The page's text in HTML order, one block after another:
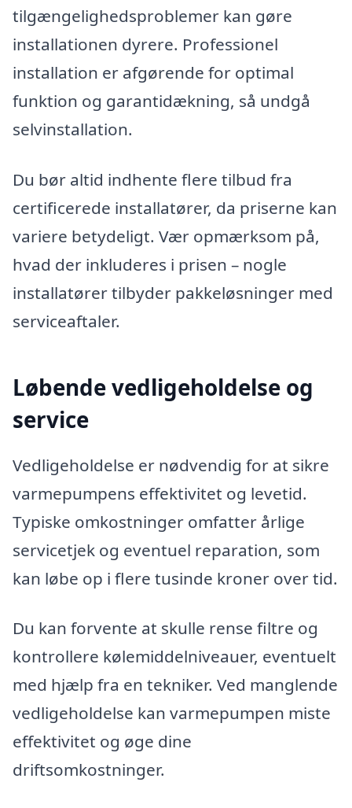
tilgængelighedsproblemer kan gøre
installationen dyrere. Professionel
installation er afgørende for optimal
funktion og garantidækning, så undgå
selvinstallation.
Du bør altid indhente flere tilbud fra
certificerede installatører, da priserne kan
variere betydeligt. Vær opmærksom på,
hvad der inkluderes i prisen – nogle
installatører tilbyder pakkeløsninger med
serviceaftaler.
Løbende vedligeholdelse og
service
Vedligeholdelse er nødvendig for at sikre
varmepumpens effektivitet og levetid.
Typiske omkostninger omfatter årlige
servicetjek og eventuel reparation, som
kan løbe op i flere tusinde kroner over tid.
Du kan forvente at skulle rense filtre og
kontrollere kølemiddelniveauer, eventuelt
med hjælp fra en tekniker. Ved manglende
vedligeholdelse kan varmepumpen miste
effektivitet og øge dine
driftsomkostninger.